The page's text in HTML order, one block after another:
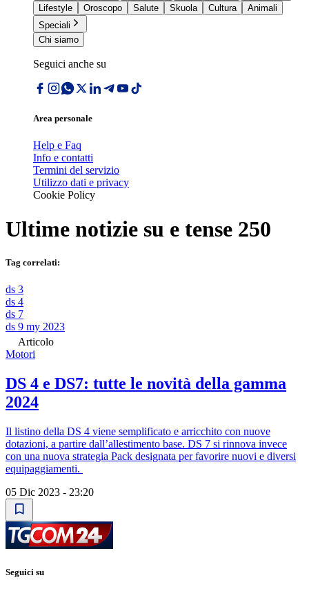
Lifestyle
Oroscopo Salute Skuola Cultura
Animali
Speciali
Chi siamo
Seguici anche su
Area personale
Help e Faq
Info e contatti
Termini del servizio
Utilizzo dati e privacy
Cookie Policy
Ultime notizie su e tense 250
Tag correlati:
ds 3
ds 4
ds 7
ds 9 my 2023
Articolo
Motori
DS 4 e DS7: tutte le novità della gamma
2024
Il listino della DS 4 viene semplificato e arricchito con nuove
dotazioni, a partire dall’allestimento base. DS 7 si rinnova invece
con una nuova strategia Pack designata per favorire nuovi e diversi
equipaggiamenti.
05 Dic 2023 - 23:20
Seguici su